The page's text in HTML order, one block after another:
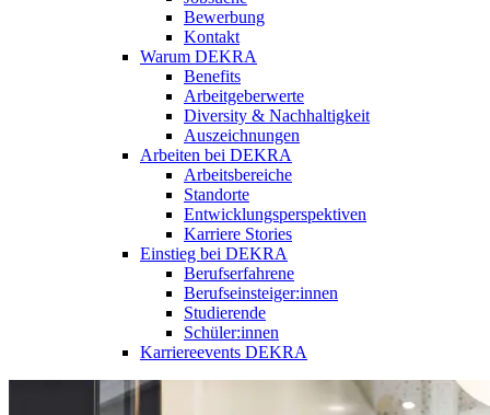
Bewerbung
Kontakt
Warum DEKRA
Benefits
Arbeitgeberwerte
Diversity & Nachhaltigkeit
Auszeichnungen
Arbeiten bei DEKRA
Arbeitsbereiche
Standorte
Entwicklungsperspektiven
Karriere Stories
Einstieg bei DEKRA
Berufserfahrene
Berufseinsteiger:innen
Studierende
Schüler:innen
Karriereevents DEKRA